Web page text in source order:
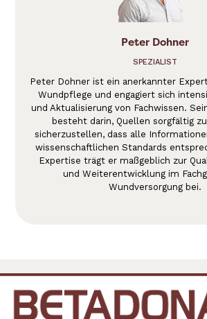
Peter Dohner
SPEZIALIST
Peter Dohner ist ein anerkannter
Wundpflege und engagiert sich
und Aktualisierung von Fachwissen.
besteht darin, Quellen sorgfältig
sicherzustellen, dass alle
wissenschaftlichen Standards
Expertise trägt er maßgeblich zur
und Weiterentwicklung im
Wundversorgung bei.